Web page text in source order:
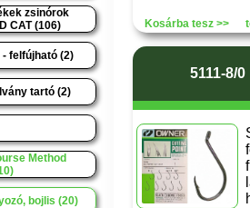
zsinórok
CAT (106)
felfújható (2)
tartó (2)
Method
bojlis (20)
Kosárba tesz >>
5111-8/0